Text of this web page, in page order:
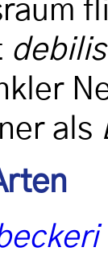
debilis
als